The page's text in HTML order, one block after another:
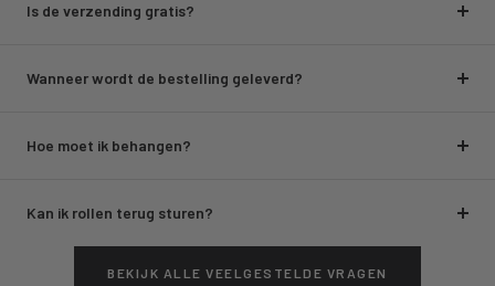
Is de verzending gratis?
Wanneer wordt de bestelling geleverd?
Hoe moet ik behangen?
Kan ik rollen terug sturen?
BEKIJK ALLE VEELGESTELDE VRAGEN